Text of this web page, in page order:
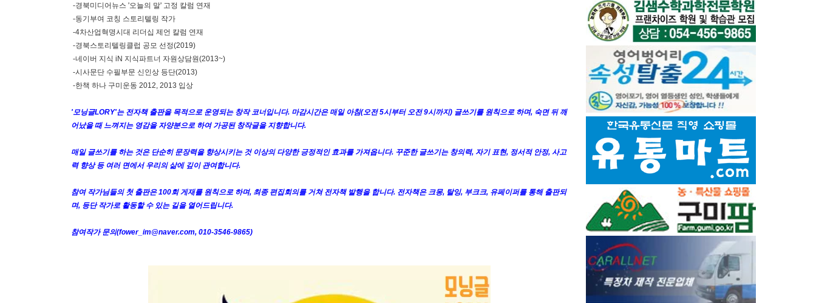
-경북미디어뉴스 '오늘의 말' 고정 칼럼 연재
-동기부여 코칭 스토리텔링 작가
-4차산업혁명시대 리더십 제언 칼럼 연재
-경북스토리텔링클럽 공모 선정(2019)
-네이버 지식 iN 지식파트너 자원상담원(2013~)
-시사문단 수필부문 신인상 등단(2013)
-한책 하나 구미운동 2012, 2013 입상
'모닝글LORY'는 전자책 출판을 목적으로 운영되는 창작 코너입니다. 마감시간은 매일 아침(오전 5시부터 오전 9시까지) 글쓰기를 원칙으로 하며, 숙면 뒤 깨
어났을 때 느껴지는 영감을 자양분으로 하여 가공된 창작글을 지향합니다.
매일 글쓰기를 하는 것은 단순히 문장력을 향상시키는 것 이상의 다양한 긍정적인 효과를 가져옵니다. 꾸준한 글쓰기는 창의력, 자기 표현, 정서적 안정, 사고
력 향상 등 여러 면에서 우리의 삶에 깊이 관여합니다.
참여 작가님들의 첫 출판은 100회 게재를 원칙으로 하며, 최종 편집회의를 거쳐 전자책 발행을 합니다. 전자책은 크몽, 탈잉, 부크크, 유페이퍼를 통해 출판되
며, 등단 작가로 활동할 수 있는 길을 열어드립니다.
참여작가 문의(fower_im@naver.com, 010-3546-9865)